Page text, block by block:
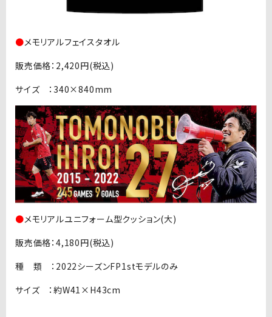
●メモリアルフェイスタオル
販売価格：2,420円(税込)
サイズ ：340×840mm
●メモリアルユニフォーム型クッション(大)
販売価格：4,180円(税込)
種 類 ：2022シーズンFP1stモデルのみ
サイズ ：約W41×H43cm